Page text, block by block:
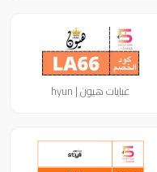
عبايات هيون | hyun